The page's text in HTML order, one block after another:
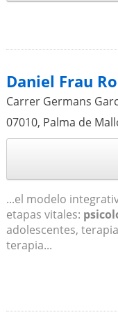
Daniel Frau
Carrer Germans
07010, Palma de
...el modelo
etapas vitales:
adolescentes,
terapia...